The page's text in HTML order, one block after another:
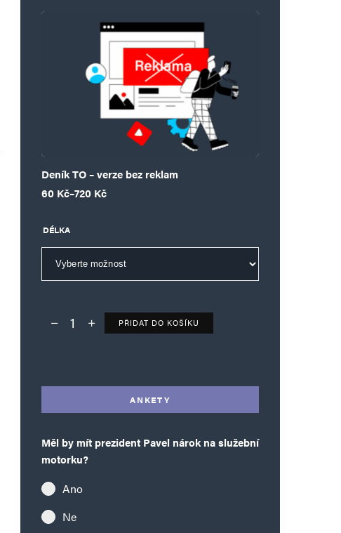
Deník TO – verze bez reklam
60 Kč–720 Kč
Rozpětí cen: 60 Kč až 720 Kč
DÉLKA
Deník TO – verze bez reklam množství
PŘIDAT DO KOŠÍKU
ANKETY
Měl by mít prezident Pavel nárok na služební
motorku?
Ano
Ne